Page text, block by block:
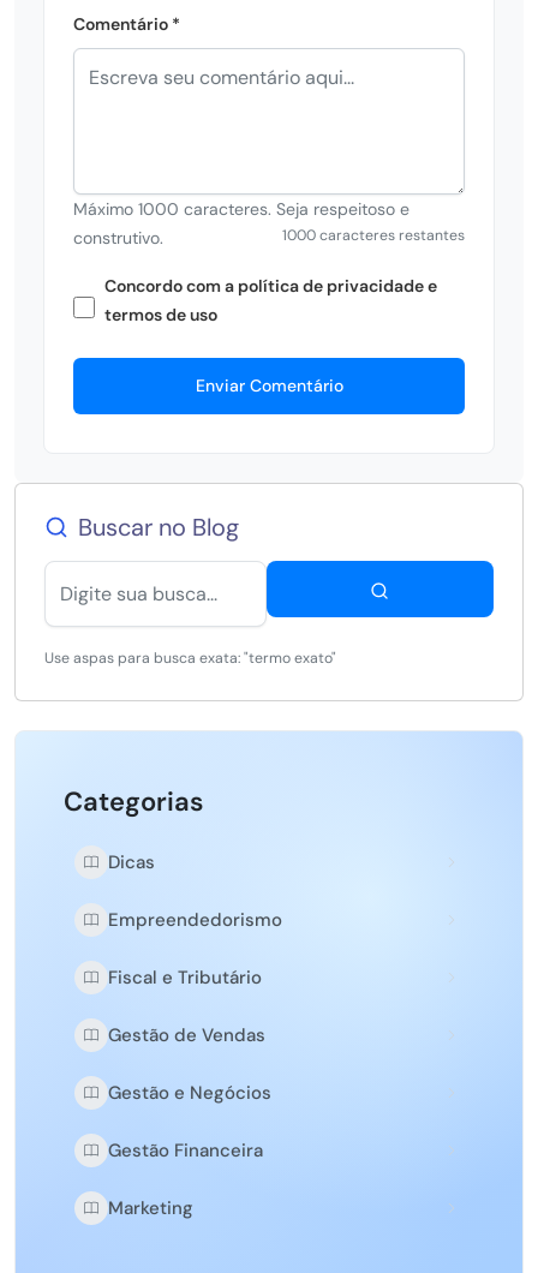
Comentário *
Máximo 1000 caracteres. Seja respeitoso e
construtivo.
1000 caracteres restantes
Concordo com a política de privacidade e
termos de uso
Enviar Comentário
Buscar no Blog
Use aspas para busca exata: "termo exato"
Categorias
Dicas
Empreendedorismo
Fiscal e Tributário
Gestão de Vendas
Gestão e Negócios
Gestão Financeira
Marketing